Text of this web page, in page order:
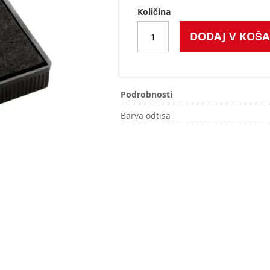
Količina
DODAJ V
Podrobnosti
Barva odtisa